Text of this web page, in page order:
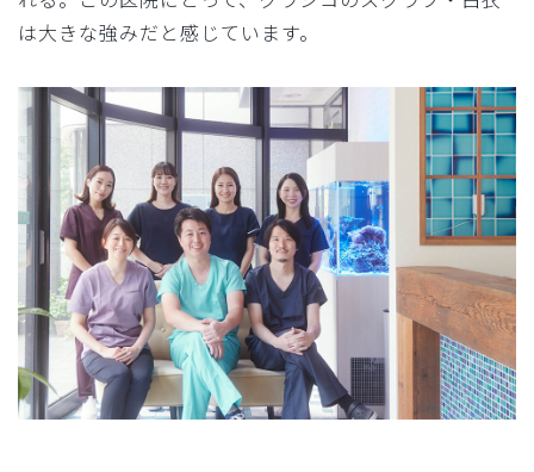
は大きな強みだと感じています。